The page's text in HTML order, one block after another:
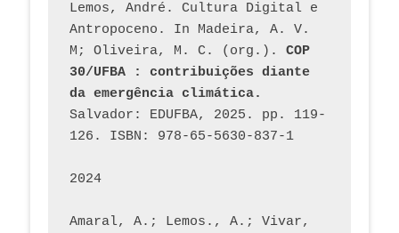
Lemos, André. Cultura Digital e
Antropoceno. In Madeira, A. V.
M; Oliveira, M. C. (org.). COP
30/UFBA : contribuições diante
da emergência climática.
Salvador: EDUFBA, 2025. pp. 119-
126. ISBN: 978-65-5630-837-1
2024
Amaral, A.; Lemos., A.; Vivar,